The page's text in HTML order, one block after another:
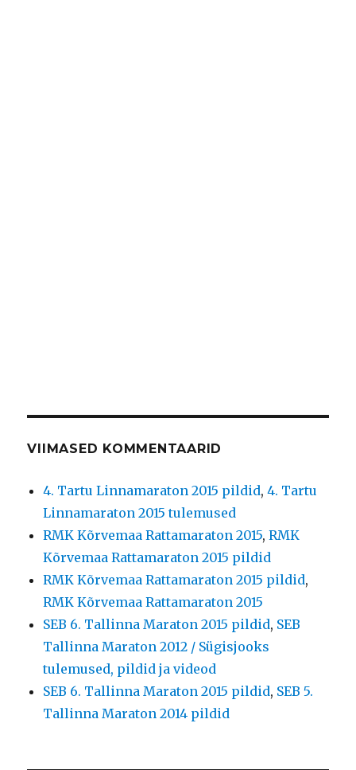
VIIMASED KOMMENTAARID
4. Tartu Linnamaraton 2015 pildid,4. Tartu
Linnamaraton 2015 tulemused
RMK Kõrvemaa Rattamaraton 2015,RMK
Kõrvemaa Rattamaraton 2015 pildid
RMK Kõrvemaa Rattamaraton 2015 pildid,
RMK Kõrvemaa Rattamaraton 2015
SEB 6. Tallinna Maraton 2015 pildid, SEB
Tallinna Maraton 2012 / Sügisjooks
tulemused, pildid ja videod
SEB 6. Tallinna Maraton 2015 pildid, SEB 5.
Tallinna Maraton 2014 pildid